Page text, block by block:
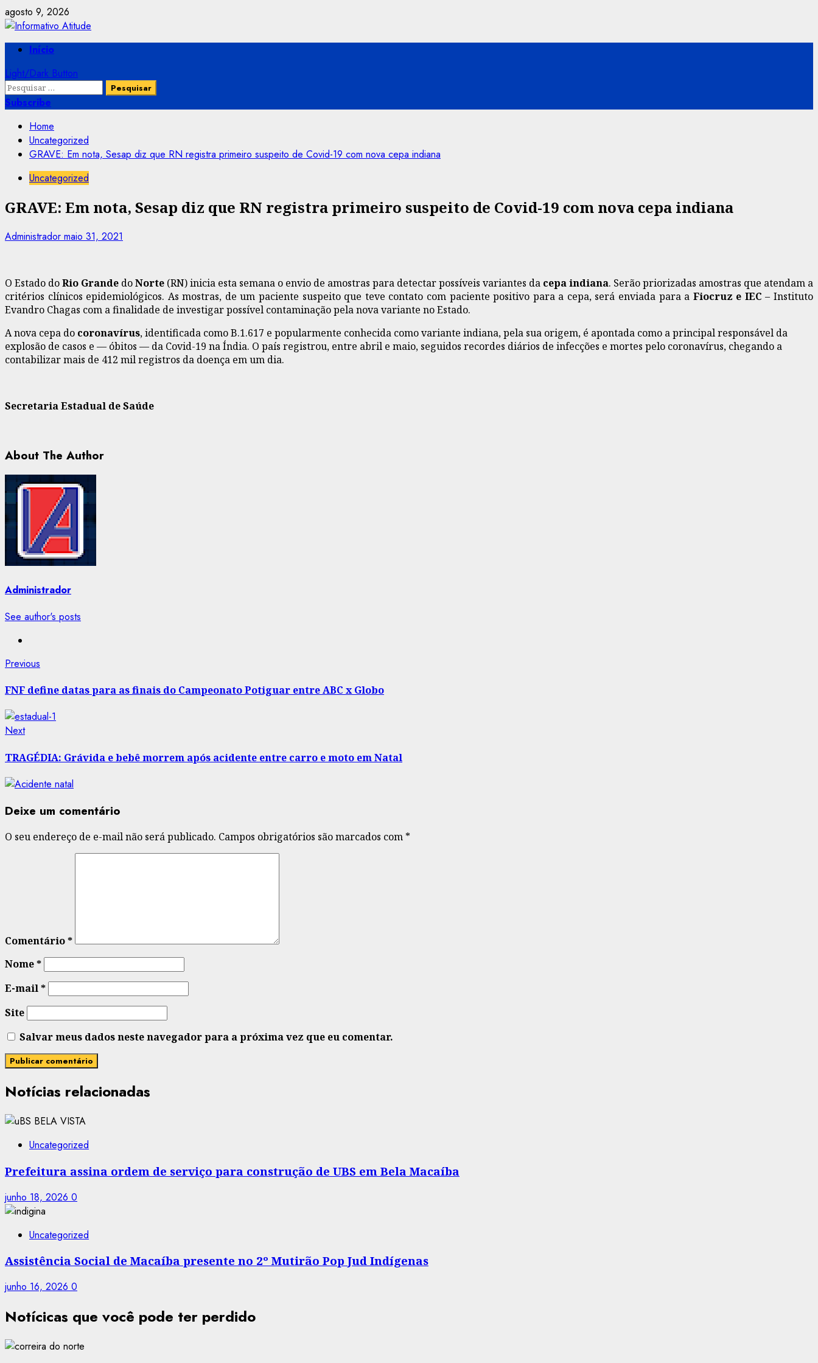
Skip
to
content
agosto 9, 2026
PrimaryInício
Light/Dark Button
Pesquisar
por:
Subscribe
Home
Uncategorized
GRAVE: Em nota, Sesap diz que RN registra primeiro suspeito de Covid-19 com nova cepa indiana
Uncategorized
GRAVE: Em nota, Sesap diz que RN registra primeiro suspeito de Covid-19 com nova cepa indiana
Administrador maio 31, 2021
O Estado doRio Grande doNorte (RN) inicia esta semana o envio de amostras para detectar possíveis variantes da cepa indiana. Serão priorizadas amostras que atendam a
critérios clínicos epidemiológicos. As mostras, de um paciente suspeito que teve contato com paciente positivo para a cepa, será enviada para a Fiocruz e IEC– Instituto
Evandro Chagas com a finalidade de investigar possível contaminação pela nova variante no Estado.
A nova cepa do coronavírus, identificada como B.1.617 e popularmente conhecida como variante indiana, pela sua origem, é apontada como a principal responsável da
explosão de casos e — óbitos — da Covid-19 na Índia. O país registrou, entre abril e maio, seguidos recordes diários de infecções e mortes pelo coronavírus, chegando a
contabilizar mais de 412 mil registros da doença em um dia.
Secretaria Estadual de Saúde
About The Author
Administrador
See author's posts
Post
navigation
Previous
FNF define datas para as finais do Campeonato Potiguar entre ABC x Globo
NextNext
TRAGÉDIA: Grávida e bebê morrem após acidente entre carro e moto em Natal
Deixe um comentário
O seu endereço de e-mail não será publicado. Campos obrigatórios são marcados com *
Comentário*
Nome*
E-mail*
Site
Salvar meus dados neste navegador para a próxima vez que eu comentar.
Notícias relacionadas
Uncategorized
Prefeitura assina ordem de serviço para construção de UBS em Bela Macaíba
junho 18, 2026 0
Uncategorized
Assistência Social de Macaíba presente no 2º Mutirão Pop Jud Indígenas
junho 16, 2026 0
Notícicas que você pode ter perdido